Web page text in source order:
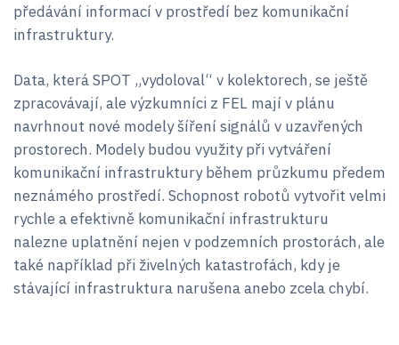
předávání informací v prostředí bez komunikační
infrastruktury.
Data, která SPOT „vydoloval“ v kolektorech, se ještě
zpracovávají, ale výzkumníci z FEL mají v plánu
navrhnout nové modely šíření signálů v uzavřených
prostorech. Modely budou využity při vytváření
komunikační infrastruktury během průzkumu předem
neznámého prostředí. Schopnost robotů vytvořit velmi
rychle a efektivně komunikační infrastrukturu
nalezne uplatnění nejen v podzemních prostorách, ale
také například při živelných katastrofách, kdy je
stávající infrastruktura narušena anebo zcela chybí.